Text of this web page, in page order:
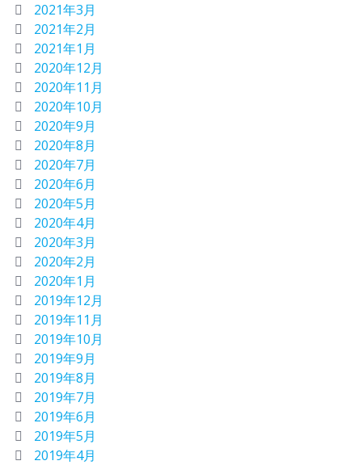
2021年3月
2021年2月
2021年1月
2020年12月
2020年11月
2020年10月
2020年9月
2020年8月
2020年7月
2020年6月
2020年5月
2020年4月
2020年3月
2020年2月
2020年1月
2019年12月
2019年11月
2019年10月
2019年9月
2019年8月
2019年7月
2019年6月
2019年5月
2019年4月